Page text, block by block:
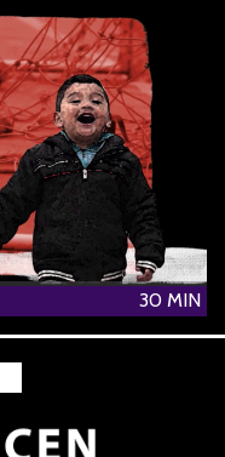
30 MIN